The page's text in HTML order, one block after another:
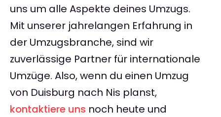
uns um alle Aspekte deines Umzugs.
Mit unserer jahrelangen Erfahrung in
der Umzugsbranche, sind wir
zuverlässige Partner für internationale
Umzüge. Also, wenn du einen Umzug
von Duisburg nach Nis planst,
kontaktiere uns noch heute und